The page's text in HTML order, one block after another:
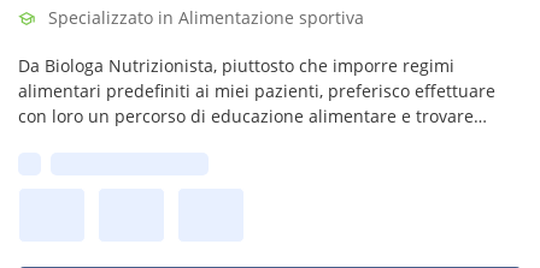
Specializzato in Alimentazione sportiva
Da Biologa Nutrizionista, piuttosto che imporre regimi
alimentari predefiniti ai miei pazienti, preferisco effettuare
con loro un percorso di educazione alimentare e trovare